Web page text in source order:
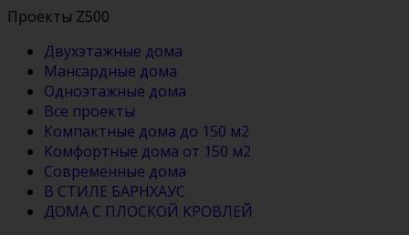
Проекты Z500
Двухэтажные дома
Мансардные дома
Одноэтажные дома
Все проекты
Компактные дома до 150 м2
Комфортные дома от 150 м2
Современные дома
В СТИЛЕ БАРНХАУС
ДОМА С ПЛОСКОЙ КРОВЛЕЙ